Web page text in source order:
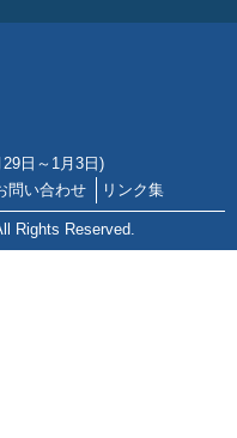
日～1月3日)
問い合わせ リンク集
Rights Reserved.